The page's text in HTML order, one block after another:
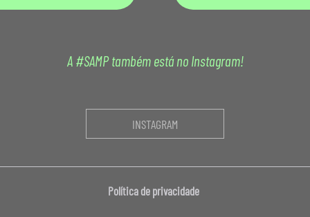
A #SAMP também está no Instagram!
INSTAGRAM
Política de privacidade